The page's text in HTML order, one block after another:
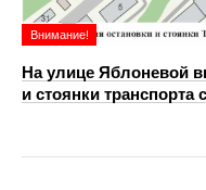
Внимание!
На улице Яблоневой
и стоянки транспорта